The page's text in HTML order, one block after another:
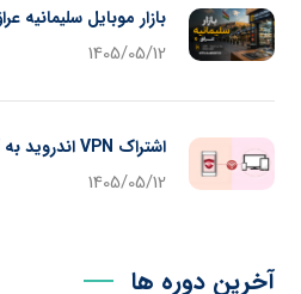
بازار موبایل سلیمانیه
1405/05/12
اشتراک VPN اندروید به آیفون
1405/05/12
آخرین دوره ها